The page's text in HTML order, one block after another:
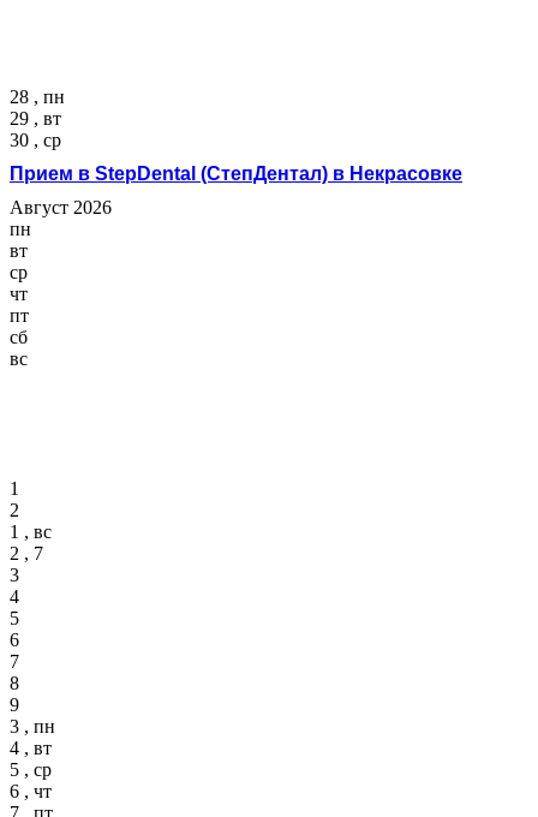
28 , пн
29 , вт
30 , ср
Прием в StepDental (СтепДентал) в Некрасовке
Август 2026
пн
вт
ср
чт
пт
сб
вс
1
2
1 , вс
2 , 7
3
4
5
6
7
8
9
3 , пн
4 , вт
5 , ср
6 , чт
7 , пт